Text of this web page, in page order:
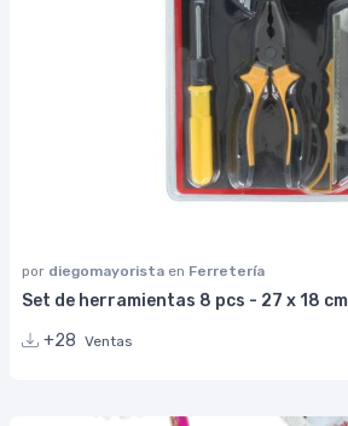
por diegomayorista en Ferretería
Set de herramientas 8 pcs - 27 x 18 cm
+28 Ventas